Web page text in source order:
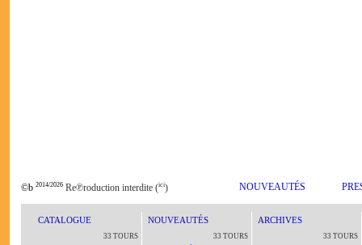
©b 2014/2026 Re℗roduction interdite (ici) NOUVEAUTÉS
CATALOGUE
33 TOURS
NOUVEAUTÉS
33 TOURS
ARCHIVES
33 TOURS